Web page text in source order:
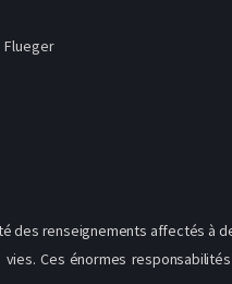
Flueger
renseignements affectés à
Ces énormes